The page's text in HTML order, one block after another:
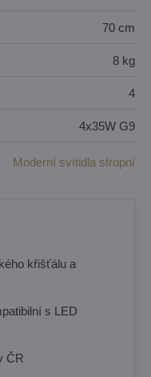
70 cm
8 kg
4
4x35W G9
Moderní svítidla stropní
křišťálu a
s LED
ČR